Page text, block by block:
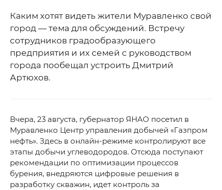
Каким хотят видеть жители Муравленко свой
город — тема для обсуждений. Встречу
сотрудников градообразующего
предприятия и их семей с руководством
города пообещал устроить Дмитрий
Артюхов.
Вчера, 23 августа, губернатор ЯНАО посетил в
Муравленко Центр управления добычей «Газпром
нефть». Здесь в онлайн-режиме контролируют все
этапы добычи углеводородов. Отсюда поступают
рекомендации по оптимизации процессов
бурения, внедряются цифровые решения в
разработку скважин, идет контроль за